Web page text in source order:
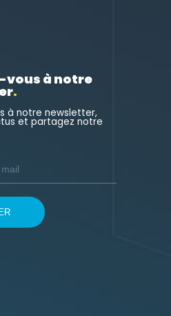
vous à notre
.
à notre newsletter,
et partagez notre